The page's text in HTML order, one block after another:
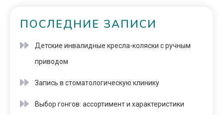
ПОСЛЕДНИЕ ЗАПИСИ
Детские инвалидные кресла-коляски с ручным
приводом
Запись в стоматологическую клинику
Выбор гонгов: ассортимент и характеристики